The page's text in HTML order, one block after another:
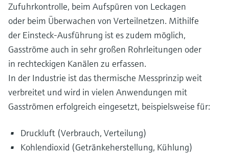
Zufuhrkontrolle, beim Aufspüren von Leckagen
oder beim Überwachen von Verteilnetzen. Mithilfe
der Einsteck-Ausführung ist es zudem möglich,
Gasströme auch in sehr großen Rohrleitungen oder
in rechteckigen Kanälen zu erfassen.
In der Industrie ist das thermische Messprinzip weit
verbreitet und wird in vielen Anwendungen mit
Gasströmen erfolgreich eingesetzt, beispielsweise für:
Druckluft (Verbrauch, Verteilung)
Kohlendioxid (Getränkeherstellung, Kühlung)